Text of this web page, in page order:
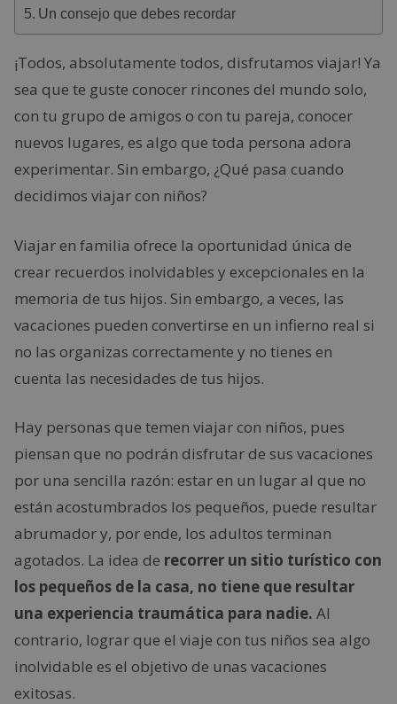
Un consejo que debes recordar
¡Todos, absolutamente todos, disfrutamos viajar! Ya
sea que te guste conocer rincones del mundo solo,
con tu grupo de amigos o con tu pareja, conocer
nuevos lugares, es algo que toda persona adora
experimentar. Sin embargo, ¿Qué pasa cuando
decidimos viajar con niños?
Viajar en familia ofrece la oportunidad única de
crear recuerdos inolvidables y excepcionales en la
memoria de tus hijos. Sin embargo, a veces, las
vacaciones pueden convertirse en un infierno real si
no las organizas correctamente y no tienes en
cuenta las necesidades de tus hijos.
Hay personas que temen viajar con niños, pues
piensan que no podrán disfrutar de sus vacaciones
por una sencilla razón: estar en un lugar al que no
están acostumbrados los pequeños, puede resultar
abrumador y, por ende, los adultos terminan
agotados. La idea de recorrer un sitio turístico con
los pequeños de la casa, no tiene que resultar
una experiencia traumática para nadie. Al
contrario, lograr que el viaje con tus niños sea algo
inolvidable es el objetivo de unas vacaciones
exitosas.